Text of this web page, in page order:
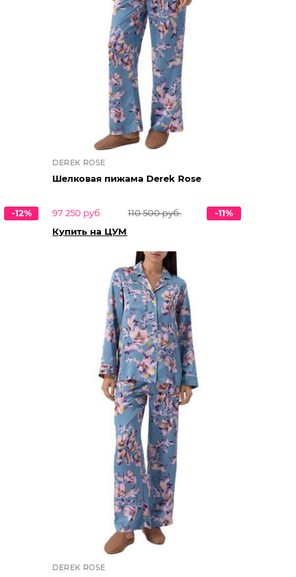
-12%
DEREK ROSE
Шелковая пижама Derek Rose
97 250 руб. 110 500 руб.
-11%
Купить на ЦУМ
DEREK ROSE